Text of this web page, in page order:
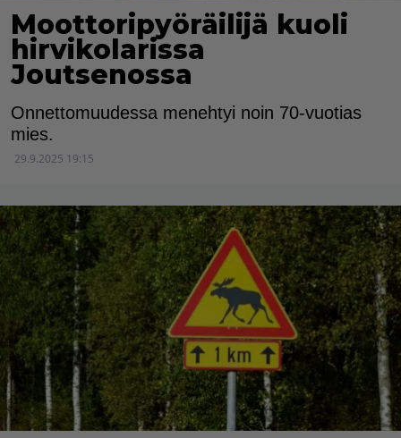
Moottoripyöräilijä kuoli
hirvikolarissa
Joutsenossa
Onnettomuudessa menehtyi noin 70-vuotias
mies.
29.9.2025 19:15